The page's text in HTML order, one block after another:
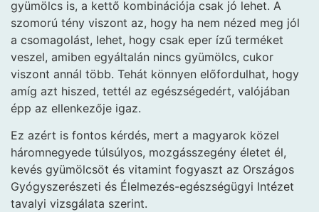
gyümölcs is, a kettő kombinációja csak jó lehet. A
szomorú tény viszont az, hogy ha nem nézed meg jól
a csomagolást, lehet, hogy csak eper ízű terméket
veszel, amiben egyáltalán nincs gyümölcs, cukor
viszont annál több. Tehát könnyen előfordulhat, hogy
amíg azt hiszed, tettél az egészségedért, valójában
épp az ellenkezője igaz.
Ez azért is fontos kérdés, mert a magyarok közel
háromnegyede túlsúlyos, mozgásszegény életet él,
kevés gyümölcsöt és vitamint fogyaszt az Országos
Gyógyszerészeti és Élelmezés-egészségügyi Intézet
tavalyi vizsgálata szerint.